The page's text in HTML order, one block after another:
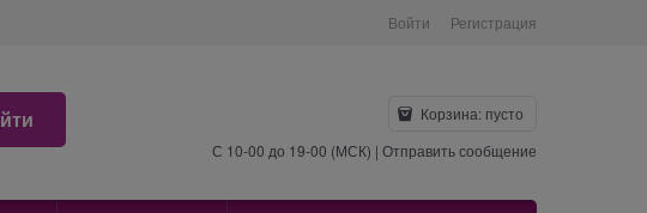
Войти Регистрация
Корзина: пусто
С 10-00 до 19-00 (МСК) | Отправить сообщение